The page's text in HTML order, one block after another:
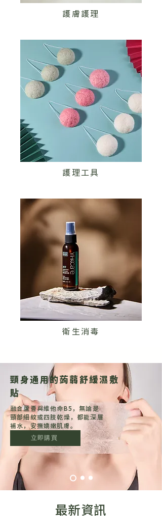
護膚護理
護理工具
衛生消毒
頸身通用的蒟蒻舒緩濕敷
貼
融合蘆薈與維他命B5，無論是
頸部細紋或四肢乾燥，都能深層
補水，安撫嬌嫩肌膚。
立即購買
最新資訊